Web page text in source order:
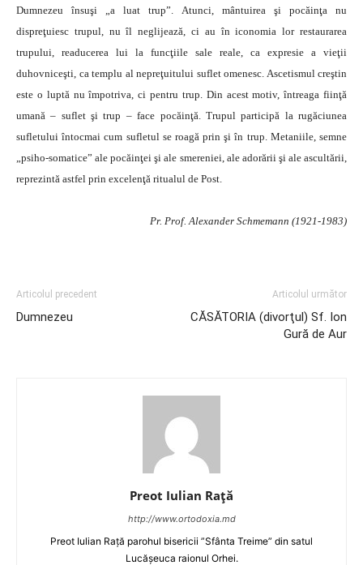
Dumnezeu însuşi „a luat trup”. Atunci, mântuirea şi pocăinţa nu
dispreţuiesc trupul, nu îl neglijează, ci au în iconomia lor restaurarea
trupului, readucerea lui la funcţiile sale reale, ca expresie a vieţii
duhovniceşti, ca templu al nepreţuitului suflet omenesc. Ascetismul creştin
este o luptă nu împotriva, ci pentru trup. Din acest motiv, întreaga fiinţă
umană – suflet şi trup – face pocăinţă. Trupul participă la rugăciunea
sufletului întocmai cum sufletul se roagă prin şi în trup. Metaniile, semne
„psiho-somatice” ale pocăinţei şi ale smereniei, ale adorării şi ale ascultării,
reprezintă astfel prin excelenţă ritualul de Post.
Pr. Prof. Alexander Schmemann (1921-1983)
Articolul precedent
Dumnezeu
Articolul următor
CĂSĂTORIA (divorţul) Sf. Ion
Gură de Aur
Preot Iulian Raţă
http://www.ortodoxia.md
Preot Iulian Rață parohul bisericii ”Sfânta Treime” din satul
Lucășeuca raionul Orhei.